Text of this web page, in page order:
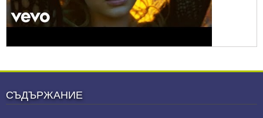
СЪДЪРЖАНИЕ